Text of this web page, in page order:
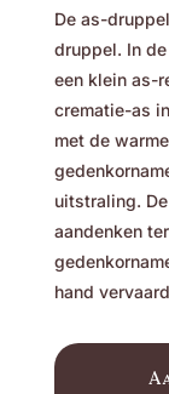
De as-
druppel. In
een klein as-
crematie-as
met de
uitstraling.
aandenken
hand